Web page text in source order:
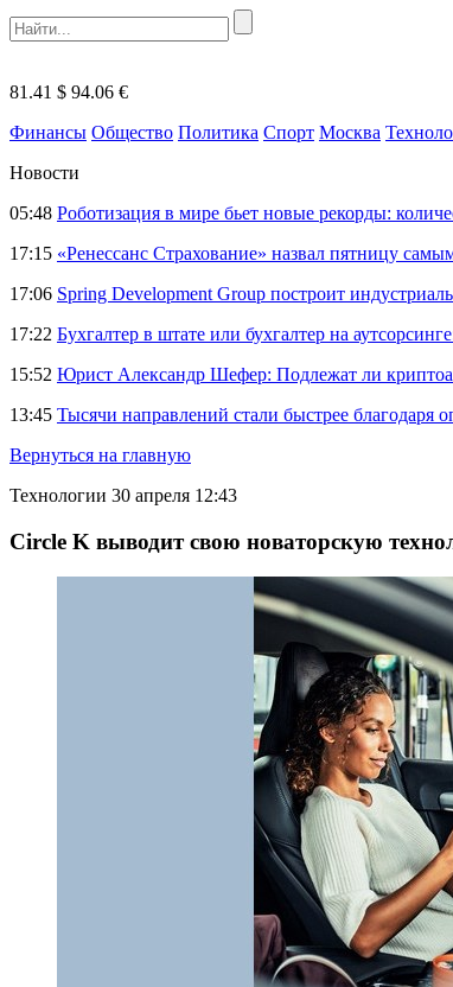
81.41 $ 94.06 €
Финансы Общество Политика Спорт Москва
Новости
05:48 Роботизация в мире бьет новые рекорды:
17:15 «Ренессанс Страхование» назвал пятницу
17:06 Spring Development Group построит
17:22 Бухгалтер в штате или бухгалтер на
15:52 Юрист Александр Шефер: Подлежат ли
13:45 Тысячи направлений стали быстрее
Вернуться на главную
Технологии 30 апреля 12:43
Circle K выводит свою новаторскую